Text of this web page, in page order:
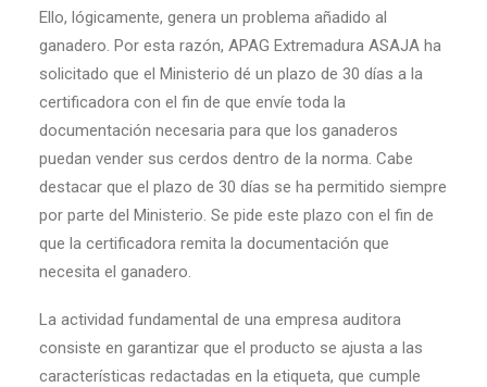
Ello, lógicamente, genera un problema añadido al
ganadero. Por esta razón, APAG Extremadura ASAJA ha
solicitado que el Ministerio dé un plazo de 30 días a la
certificadora con el fin de que envíe toda la
documentación necesaria para que los ganaderos
puedan vender sus cerdos dentro de la norma. Cabe
destacar que el plazo de 30 días se ha permitido siempre
por parte del Ministerio. Se pide este plazo con el fin de
que la certificadora remita la documentación que
necesita el ganadero.
La actividad fundamental de una empresa auditora
consiste en garantizar que el producto se ajusta a las
características redactadas en la etiqueta, que cumple